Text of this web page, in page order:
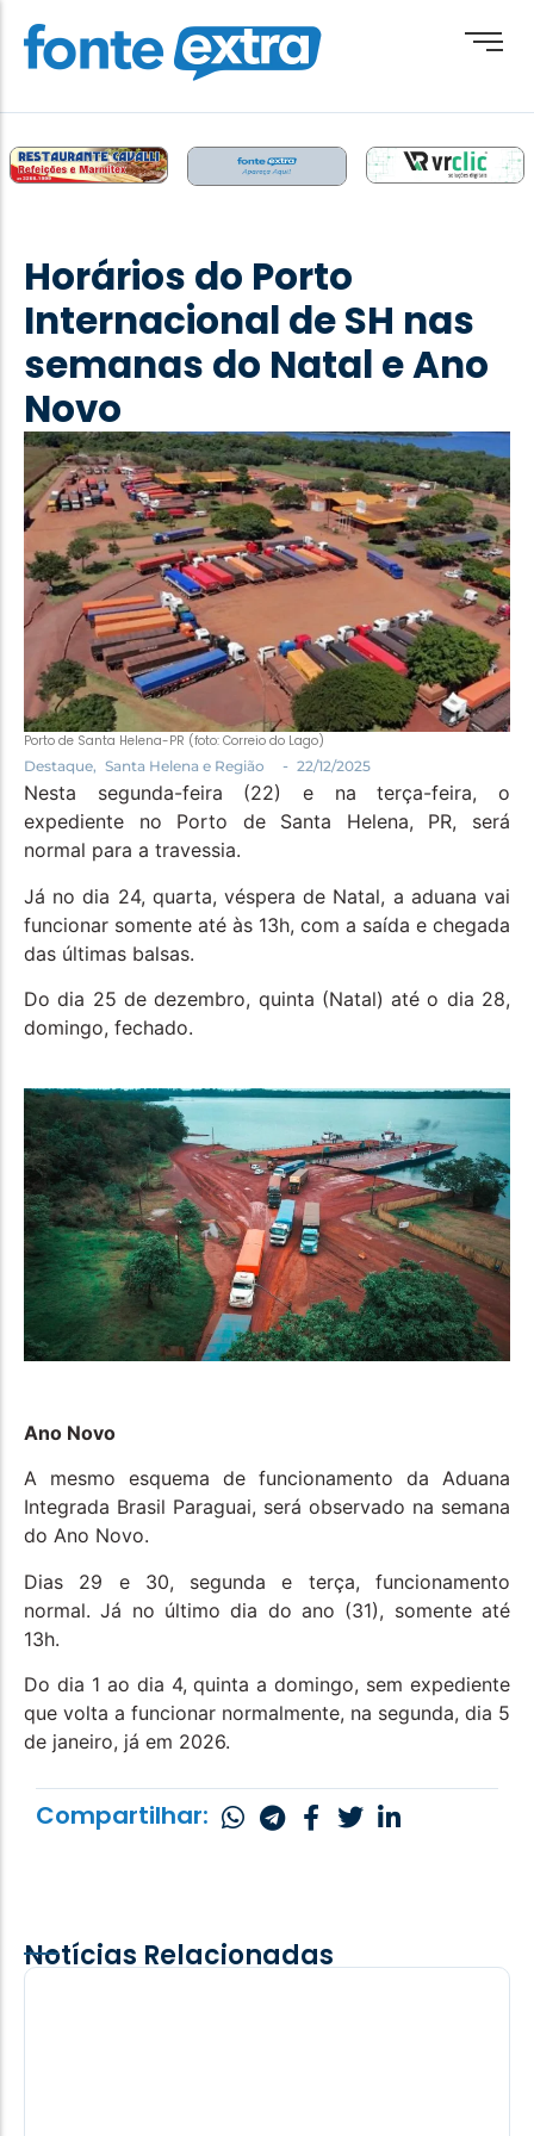
Destaque
Esporte
Geral
Obituário
Paraguai
Paraná
Política
Santa Helena e Região
Saúde e Bem-Estar
Horários do Porto
Internacional de SH nas
semanas do Natal e Ano
Novo
Porto de Santa Helena-PR (foto: Correio do Lago)
Destaque, Santa Helena e Região - 22/12/2025
Nesta segunda-feira (22) e na terça-feira, o
expediente no Porto de Santa Helena, PR, será
normal para a travessia.
Já no dia 24, quarta, véspera de Natal, a aduana vai
funcionar somente até às 13h, com a saída e chegada
das últimas balsas.
Do dia 25 de dezembro, quinta (Natal) até o dia 28,
domingo, fechado.
Ano Novo
A mesmo esquema de funcionamento da Aduana
Integrada Brasil Paraguai, será observado na semana
do Ano Novo.
Dias 29 e 30, segunda e terça, funcionamento
normal. Já no último dia do ano (31), somente até
13h.
Do dia 1 ao dia 4, quinta a domingo, sem expediente
que volta a funcionar normalmente, na segunda, dia 5
de janeiro, já em 2026.
Compartilhar:
Notícias Relacionadas